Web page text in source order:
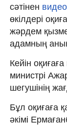
сәтінен
өкілдері
жәрдем
адамның
Кейін
министрі
шегушінің
Бұл оқиғаға
әкімі